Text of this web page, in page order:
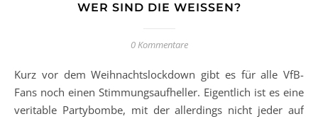
WER SIND DIE WEISSEN?
0 Kommentare
Kurz vor dem Weihnachtslockdown gibt es für alle VfB-
Fans noch einen Stimmungsaufheller. Eigentlich ist es eine
veritable Partybombe, mit der allerdings nicht jeder auf